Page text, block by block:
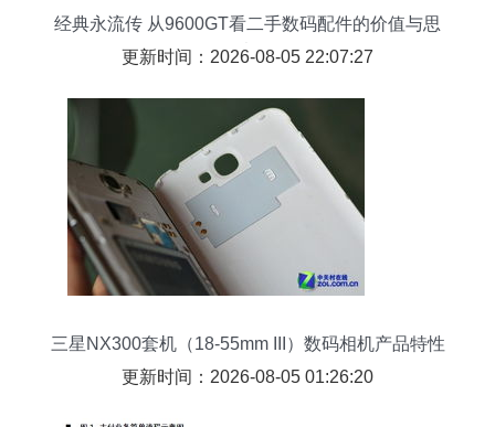
经典永流传 从9600GT看二手数码配件的价值与思
考
更新时间：2026-08-05 22:07:27
三星NX300套机（18-55mm III）数码相机产品特性
评测
更新时间：2026-08-05 01:26:20